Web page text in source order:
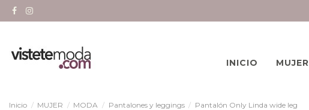
INICIO
MUJER
Inicio MUJER MODA Pantalones y leggings Pantalón Only Linda wide leg